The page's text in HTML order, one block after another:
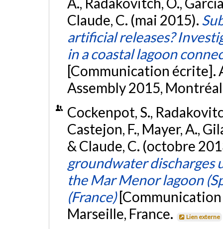
Claude, C. (mai 2015).
artificial releases?
in a coastal lagoon
[Communication écrite].
Assembly 2015,
Cockenpot, S.,
Castejon, F., Mayer, A.,
& Claude, C. (octobre
groundwater discharges
the Mar Menor lagoon
(France)
Marseille, France.
Lien externe